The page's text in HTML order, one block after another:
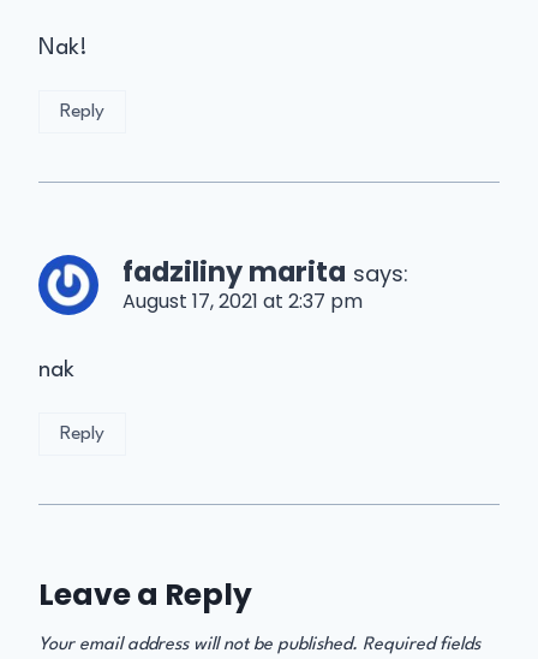
Nak!
Reply
fadziliny marita says:
August 17, 2021 at 2:37 pm
nak
Reply
Leave a Reply
Your email address will not be published. Required fields